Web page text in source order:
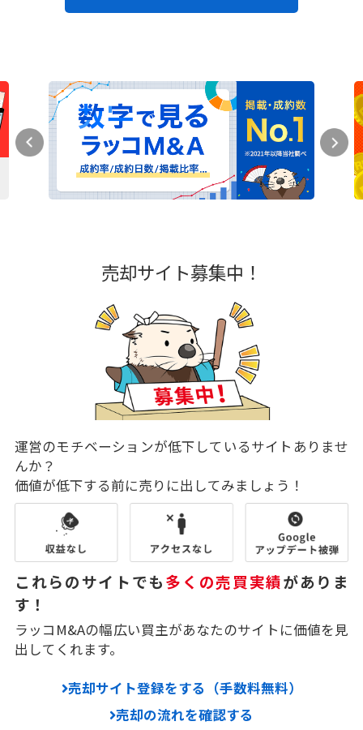
売却サイト募集中！
運営のモチベーションが低下しているサイトありませ
んか？
価値が低下する前に売りに出してみましょう！
これらのサイトでも多くの売買実績がありま
す！
ラッコM&Aの幅広い買主があなたのサイトに価値を見
出してくれます。
売却サイト登録をする（手数料無料）
売却の流れを確認する